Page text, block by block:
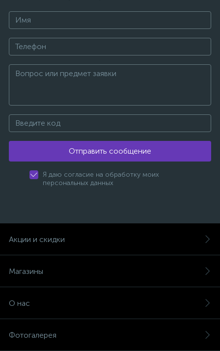
Отправить сообщение
Я даю согласие на обработку моих
персональных данных
Акции и скидки
Магазины
О нас
Фотогалерея